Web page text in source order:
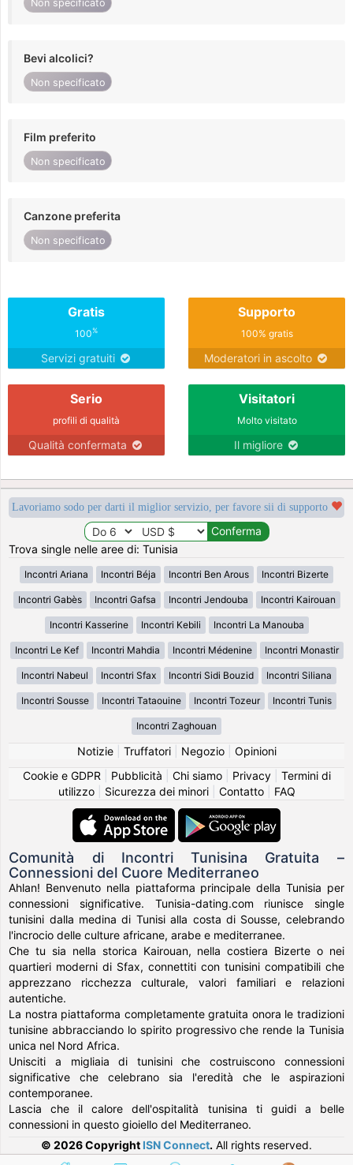
Non specificato
Bevi alcolici?
Non specificato
Film preferito
Non specificato
Canzone preferita
Non specificato
Gratis
100%
Servizi gratuiti
Supporto
100% gratis
Moderatori in ascolto
Serio
profili di qualità
Qualità confermata
Visitatori
Molto visitato
Il migliore
Lavoriamo sodo per darti il miglior servizio, per favore sii di supporto
Trova single nelle aree di: Tunisia
Incontri Ariana Incontri Béja Incontri Ben Arous Incontri Bizerte
Incontri Gabès Incontri Gafsa Incontri Jendouba Incontri Kairouan
Incontri Kasserine Incontri Kebili Incontri La Manouba
Incontri Le Kef Incontri Mahdia Incontri Médenine Incontri Monastir
Incontri Nabeul Incontri Sfax Incontri Sidi Bouzid Incontri Siliana
Incontri Sousse Incontri Tataouine Incontri Tozeur Incontri Tunis
Incontri Zaghouan
Notizie| Truffatori| Negozio| Opinioni
Cookie e GDPR
Pubblicità Chi siamo| Privacy| Termini di
utilizzo| Sicurezza dei minori| Contatto| FAQ
Comunità di Incontri Tunisina Gratuita –
Connessioni del Cuore Mediterraneo
Ahlan! Benvenuto nella piattaforma principale della Tunisia per
connessioni significative. Tunisia-dating.com riunisce single
tunisini dalla medina di Tunisi alla costa di Sousse, celebrando
l'incrocio delle culture africane, arabe e mediterranee.
Che tu sia nella storica Kairouan, nella costiera Bizerte o nei
quartieri moderni di Sfax, connettiti con tunisini compatibili che
apprezzano ricchezza culturale, valori familiari e relazioni
autentiche.
La nostra piattaforma completamente gratuita onora le tradizioni
tunisine abbracciando lo spirito progressivo che rende la Tunisia
unica nel Nord Africa.
Unisciti a migliaia di tunisini che costruiscono connessioni
significative che celebrano sia l'eredità che le aspirazioni
contemporanee.
Lascia che il calore dell'ospitalità tunisina ti guidi a belle
connessioni in questo gioiello del Mediterraneo.
© 2026 Copyright ISN Connect. All rights reserved.